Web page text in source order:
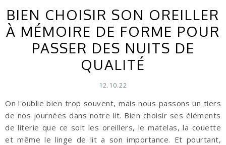
BIEN CHOISIR SON OREILLER
À MÉMOIRE DE FORME POUR
PASSER DES NUITS DE
QUALITÉ
12.10.22
On l'oublie bien trop souvent, mais nous passons un tiers
de nos journées dans notre lit. Bien choisir ses éléments
de literie que ce soit les oreillers, le matelas, la couette
et même le linge de lit a son importance. Et pourtant,